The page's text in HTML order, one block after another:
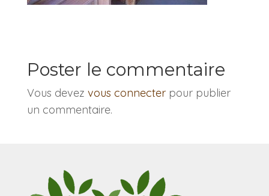
Poster le commentaire
Vous devez vous connecterpour publier
un commentaire.